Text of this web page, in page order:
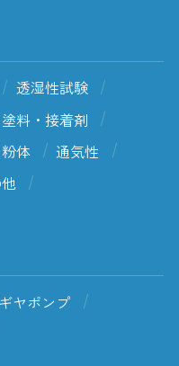
透湿性試験
塗料・接着剤
粉体
通気性
ギヤポンプ